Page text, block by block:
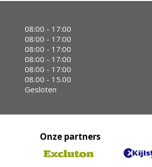
08:00 - 17:00
08:00 - 17:00
08:00 - 17:00
08:00 - 17:00
08:00 - 17:00
08.00 - 15.00
Gesloten
Onze partners